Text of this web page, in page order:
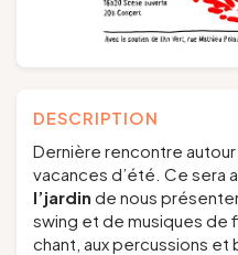
DESCRIPTION
Dernière rencontre autour
vacances d’été. Ce sera
l’jardin de nous
swing et de musiques de
chant, aux percussions et